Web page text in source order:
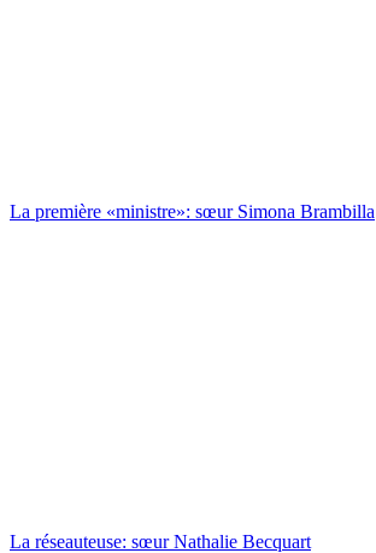
La première «ministre»: sœur Simona Brambilla
La réseauteuse: sœur Nathalie Becquart